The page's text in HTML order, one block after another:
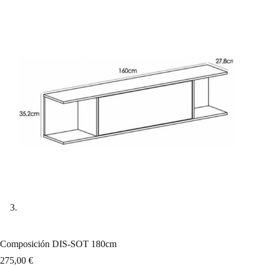
Composición DIS-SOT 180cm
275,00 €